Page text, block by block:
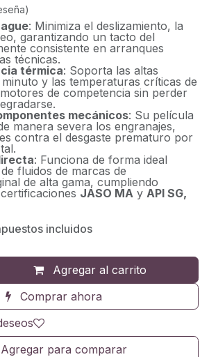
: Minimiza el deslizamiento, la
garantizando un tacto del
consistente en arranques
técnicas.
térmica: Soporta las altas
y las temperaturas críticas de
de competencia sin perder
mecánicos: Su película
manera severa los engranajes,
contra el desgaste prematuro por
: Funciona de forma ideal
fluidos de marcas de
de alta gama, cumpliendo
JASO MA y API SG,
incluidos
Agregar al carrito
Comprar ahora
Agregar para comparar